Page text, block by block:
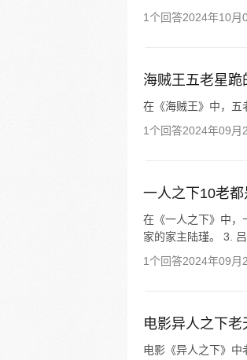
1个回答2024年10月
海贼王五老星跪
在《海贼王》中，五
1个回答2024年09月
一人之下10老都
在《一人之下》中，
家的家主陆瑾。 3.
1个回答2024年09月
电影异人之下老
电影《异人之下》中